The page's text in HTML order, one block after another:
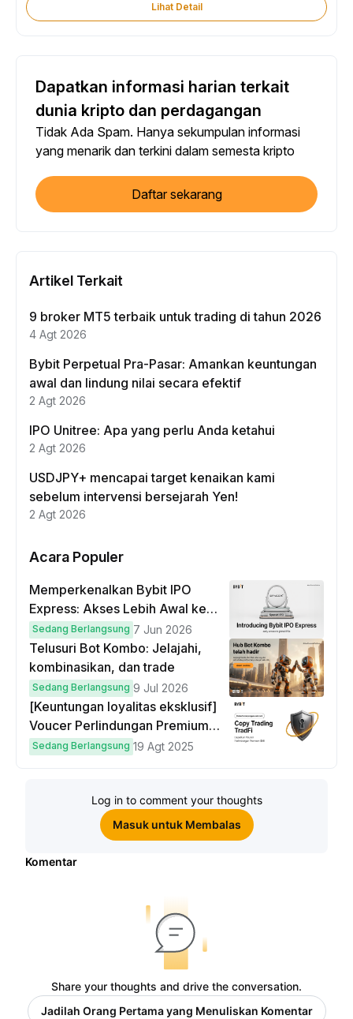
Lihat Detail
Dapatkan informasi harian terkait
dunia kripto dan perdagangan
Tidak Ada Spam. Hanya sekumpulan informasi
yang menarik dan terkini dalam semesta kripto
Daftar sekarang
Artikel Terkait
9 broker MT5 terbaik untuk trading di tahun 2026
4 Agt 2026
Bybit Perpetual Pra-Pasar: Amankan keuntungan
awal dan lindung nilai secara efektif
2 Agt 2026
IPO Unitree: Apa yang perlu Anda ketahui
2 Agt 2026
USDJPY+ mencapai target kenaikan kami
sebelum intervensi bersejarah Yen!
2 Agt 2026
Acara Populer
Memperkenalkan Bybit IPO
Express: Akses Lebih Awal ke
IPO Global!
Sedang Berlangsung 7 Jun 2026
Telusuri Bot Kombo: Jelajahi,
kombinasikan, dan trade
Sedang Berlangsung 9 Jul 2026
[Keuntungan loyalitas eksklusif]
Voucer Perlindungan Premium
hingga $50
Sedang Berlangsung 19 Agt 2025
Log in to comment your thoughts
Masuk untuk Membalas
Komentar
Share your thoughts and drive the conversation.
Jadilah Orang Pertama yang Menuliskan Komentar